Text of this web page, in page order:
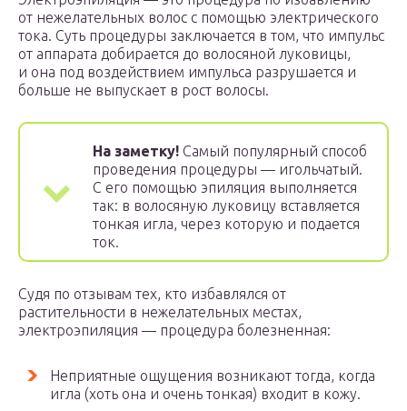
от нежелательных волос с помощью электрического
тока. Суть процедуры заключается в том, что импульс
от аппарата добирается до волосяной луковицы,
и она под воздействием импульса разрушается и
больше не выпускает в рост волосы.
На заметку! Самый популярный способ
проведения процедуры — игольчатый.
С его помощью эпиляция выполняется
так: в волосяную луковицу вставляется
тонкая игла, через которую и подается
ток.
Судя по отзывам тех, кто избавлялся от
растительности в нежелательных местах,
электроэпиляция — процедура болезненная:
Неприятные ощущения возникают тогда, когда
игла (хоть она и очень тонкая) входит в кожу.